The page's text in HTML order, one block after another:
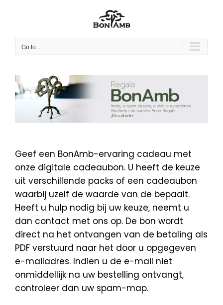
Go to...
Geef een BonAmb-ervaring cadeau met
onze digitale cadeaubon. U heeft de keuze
uit verschillende packs of een cadeaubon
waarbij uzelf de waarde van de bepaalt.
Heeft u hulp nodig bij uw keuze, neemt u
dan contact met ons op. De bon wordt
direct na het ontvangen van de betaling als
PDF verstuurd naar het door u opgegeven
e-mailadres. Indien u de e-mail niet
onmiddellijk na uw bestelling ontvangt,
controleer dan uw spam-map.